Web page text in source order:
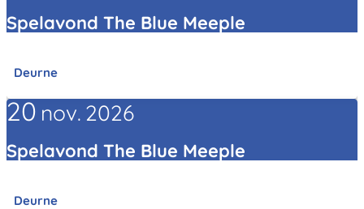
Spelavond The Blue Meeple
Deurne
20 nov. 2026
Spelavond The Blue Meeple
Deurne